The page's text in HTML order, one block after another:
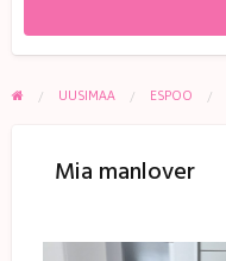
UUSIMAA ESPOO
Mia manlover